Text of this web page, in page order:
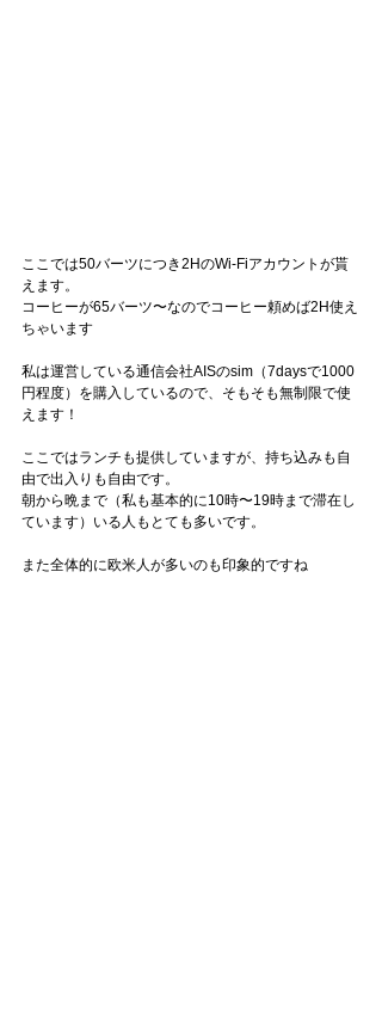
ここでは50バーツにつき2HのWi-Fiアカウントが貰
えます。
コーヒーが65バーツ〜なのでコーヒー頼めば2H使え
ちゃいます
私は運営している通信会社AISのsim（7daysで1000
円程度）を購入しているので、そもそも無制限で使
えます！
ここではランチも提供していますが、持ち込みも自
由で出入りも自由です。
朝から晩まで（私も基本的に10時〜19時まで滞在し
ています）いる人もとても多いです。
また全体的に欧米人が多いのも印象的ですね